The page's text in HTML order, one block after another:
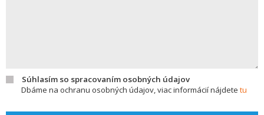
Súhlasím so spracovaním osobných údajov
Dbáme na ochranu osobných údajov, viac informácií nájdete tu